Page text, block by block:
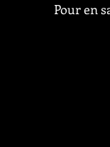
Pour en